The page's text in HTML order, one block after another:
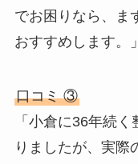
でお困りなら、ま
おすすめします。」
口コミ ③
「小倉に36年続
りましたが、実際